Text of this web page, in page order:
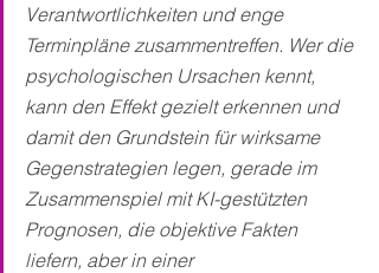
Verantwortlichkeiten und enge
Terminpläne zusammentreffen. Wer die
psychologischen Ursachen kennt,
kann den Effekt gezielt erkennen und
damit den Grundstein für wirksame
Gegenstrategien legen, gerade im
Zusammenspiel mit KI-gestützten
Prognosen, die objektive Fakten
liefern, aber in einer